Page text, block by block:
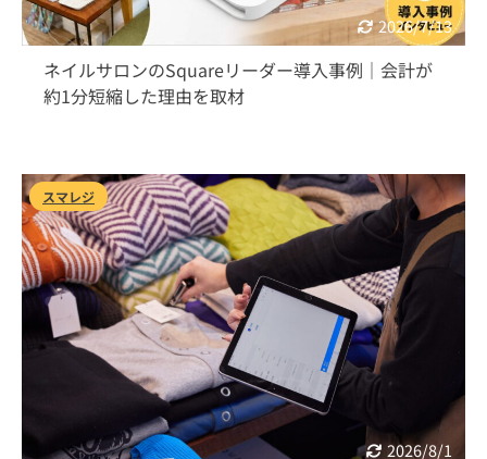
2026/7/13
ネイルサロンのSquareリーダー導入事例｜会計が
約1分短縮した理由を取材
2026/8/1
スマレジ